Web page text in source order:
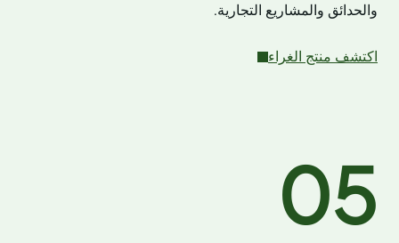
والحدائق والمشاريع التجارية.
اكتشف منتج الغراء
05